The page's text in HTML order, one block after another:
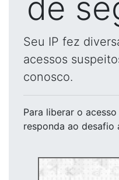
de
Seu IP fez
acessos
conosco.
Para liberar o acesso
responda ao desafio